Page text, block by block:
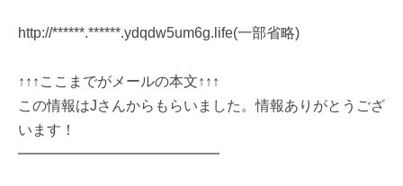
http://******.******.ydqdw5um6g.life(一部省略)
↑↑↑ここまでがメールの本文↑↑↑
この情報はJさんからもらいました。情報ありがとうござ
います！
━━━━━━━━━━━━━━